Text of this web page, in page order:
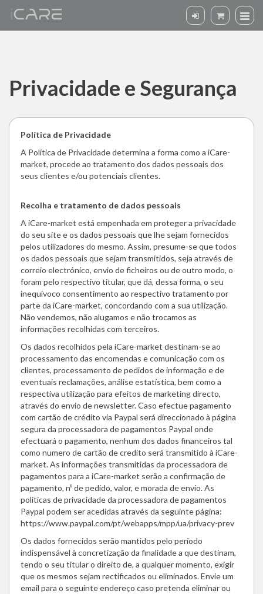
Privacidade e Segurança
Privacidade
Segurança
Política de Privacidade
A Política de Privacidade determina a forma como a iCare-
market, procede ao tratamento dos dados pessoais dos
seus clientes e/ou potenciais clientes.
Recolha e tratamento de dados pessoais
A iCare-market está empenhada em proteger a privacidade
do seu site e os dados pessoais que lhe sejam fornecidos
pelos utilizadores do mesmo. Assim, presume-se que todos
os dados pessoais que sejam transmitidos, seja através de
correio electrónico, envio de ficheiros ou de outro modo, o
foram pelo respectivo titular, que dá, dessa forma, o seu
inequívoco consentimento ao respectivo tratamento por
parte da iCare-market, concordando com a sua utilização.
Não vendemos, não alugamos e não trocamos as
informações recolhidas com terceiros.
Os dados recolhidos pela iCare-market destinam-se ao
processamento das encomendas e comunicação com os
clientes, processamento de pedidos de informação e de
eventuais reclamações, análise estatística, bem como a
respectiva utilização para efeitos de marketing directo,
através do envio de newsletter. Caso efectue pagamento
com cartão de crédito via Paypal será direccionado à página
segura da processadora de pagamentos Paypal onde
efectuará o pagamento, nenhum dos dados financeiros tal
como numero de cartão de credito será transmitido à iCare-
market. As informações transmitidas da processadora de
pagamentos para a iCare-market serão a confirmação de
pagamento, nº de pedido, valor, e morada de envio. As
politicas de privacidade da processadora de pagamentos
Paypal podem ser acedidas através da seguinte página:
https://www.paypal.com/pt/webapps/mpp/ua/privacy-prev
Os dados fornecidos serão mantidos pelo período
indispensável à concretização da finalidade a que destinam,
tendo o seu titular o direito de, a qualquer momento, exigir
que os mesmos sejam rectificados ou eliminados. Envie um
email para o seguinte endereço caso pretenda eliminar ou